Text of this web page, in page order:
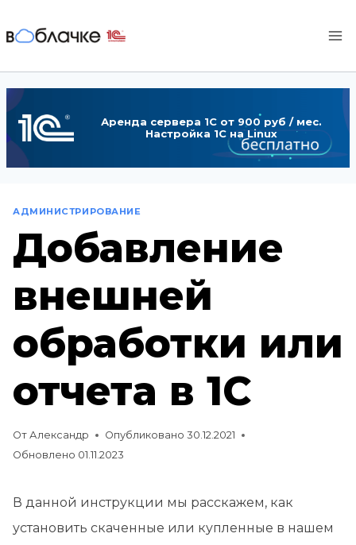
к
Аренда сервера 1С от 900 руб / мес.
Настройка 1С на Linux
АДМИНИСТРИРОВАНИЕ
Добавление
внешней
обработки или
отчета в 1С
От Александр Опубликовано 30.12.2021
Обновлено 01.11.2023
В данной инструкции мы расскажем, как
установить скаченные или купленные в нашем